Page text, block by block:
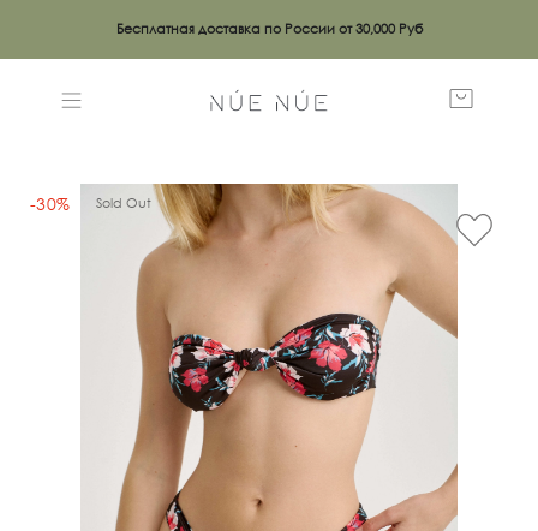
Бесплатная доставка по России от 30,000 Руб
-30% Sold Out